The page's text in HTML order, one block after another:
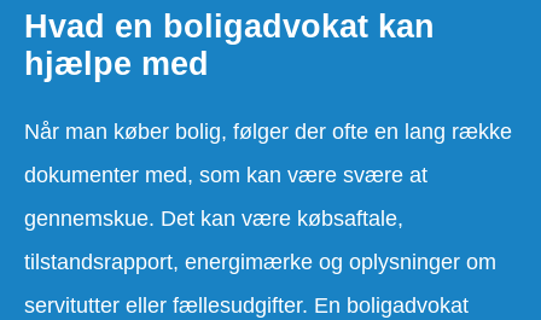
Hvad en boligadvokat kan
hjælpe med
Når man køber bolig, følger der ofte en lang række
dokumenter med, som kan være svære at
gennemskue. Det kan være købsaftale,
tilstandsrapport, energimærke og oplysninger om
servitutter eller fællesudgifter. En boligadvokat